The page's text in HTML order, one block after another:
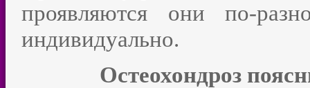
проявляются они по-
индивидуально.
Остеохондроз